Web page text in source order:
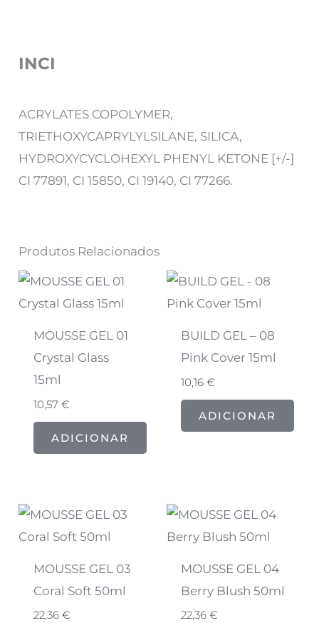
INCI
ACRYLATES COPOLYMER,
TRIETHOXYCAPRYLYLSILANE, SILICA,
HYDROXYCYCLOHEXYL PHENYL KETONE [+/-]
CI 77891, CI 15850, CI 19140, CI 77266.
Produtos Relacionados
MOUSSE GEL 01
Crystal Glass
15ml
10,57 €
ADICIONAR
BUILD GEL – 08
Pink Cover 15ml
10,16€
ADICIONAR
MOUSSE GEL 03
Coral Soft 50ml
22,36 €
MOUSSE GEL 04
Berry Blush 50ml
22,36€